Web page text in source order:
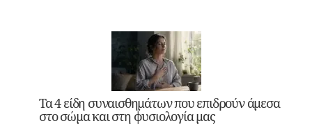
Τα 4 είδη συναισθημάτων που επιδρούν άμεσα
στο σώμα και στη φυσιολογία μας